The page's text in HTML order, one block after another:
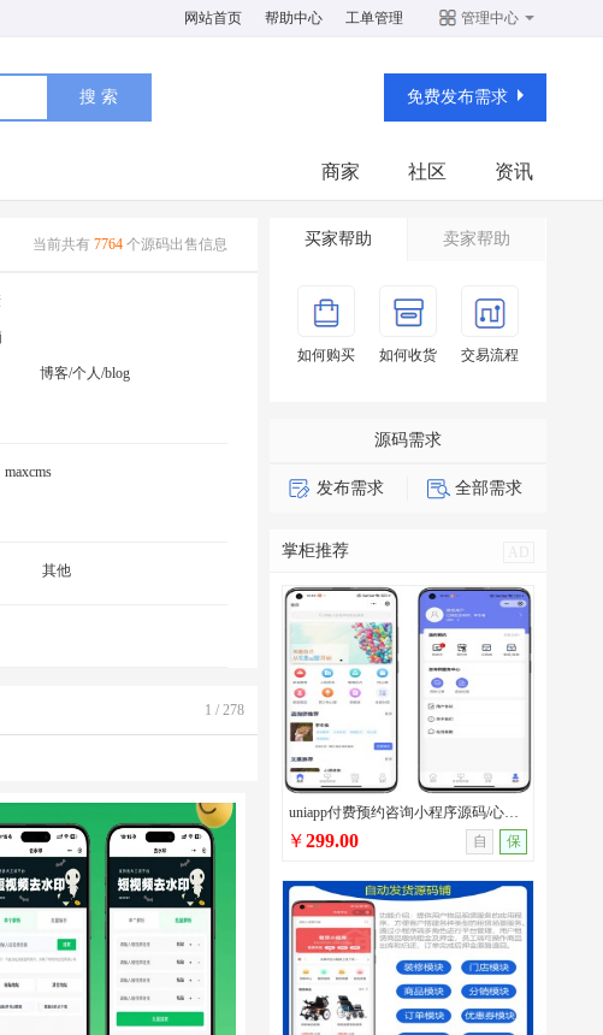
网站首页 帮助中心 工单管理 管理中心
免费发布需求
资讯
社区
商家
当前共有 7764 个源码出售信息
博客/个人/blog
maxcms
其他
1 / 278
买家帮助 卖家帮助
如何购买 如何收货 交易流程
源码需求
发布需求 全部需求
掌柜推荐 AD
uniapp付费预约咨询小程序源码/心理咨询/法律咨询/问诊咨询等多场景付费预约系统
￥299.00 自 保